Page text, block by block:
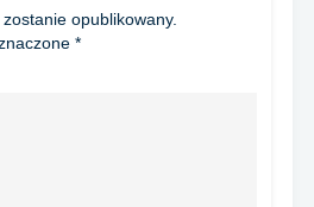
opublikowany.
*